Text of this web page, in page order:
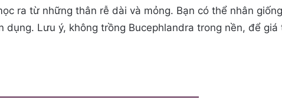
ra từ những thân rễ dài và mỏng. Bạn có thể nhân
Lưu ý, không trồng Bucephlandra trong nền, để giá